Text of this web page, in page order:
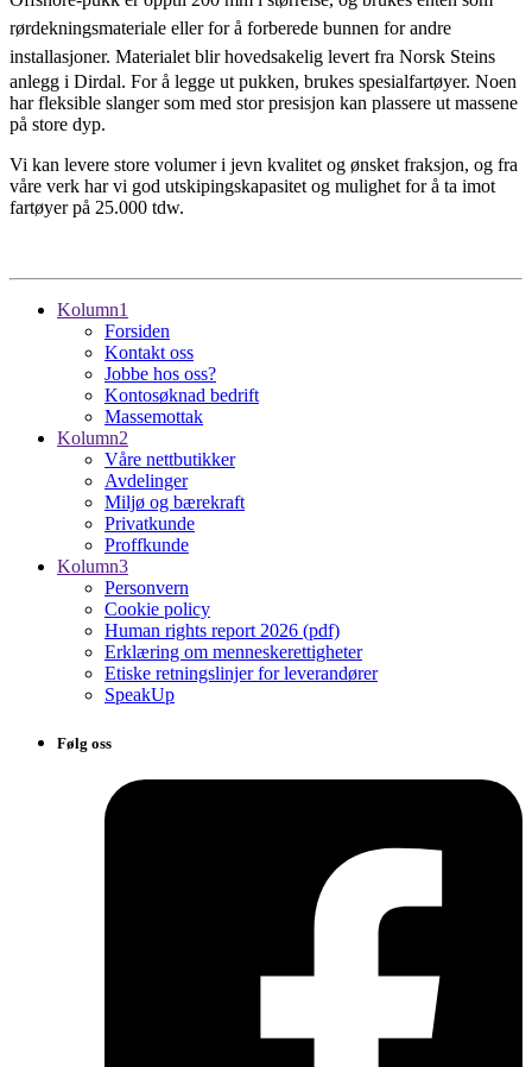
rørdekningsmateriale eller for å forberede bunnen for andre
installasjoner. Materialet blir hovedsakelig levert fra Norsk Steins
anlegg i Dirdal. For å legge ut pukken, brukes spesialfartøyer. Noen
har fleksible slanger som med stor presisjon kan plassere ut massene
på store dyp.
Vi kan levere store volumer i jevn kvalitet og ønsket fraksjon, og fra
våre verk har vi god utskipingskapasitet og mulighet for å ta imot
fartøyer på 25.000 tdw.
Kolumn1
Forsiden
Kontakt oss
Jobbe hos oss?
Kontosøknad bedrift
Massemottak
Kolumn2
Våre nettbutikker
Avdelinger
Miljø og bærekraft
Privatkunde
Proffkunde
Kolumn3
Personvern
Cookie policy
Human rights report 2026 (pdf)
Erklæring om menneskerettigheter
Etiske retningslinjer for leverandører
SpeakUp
Følg oss